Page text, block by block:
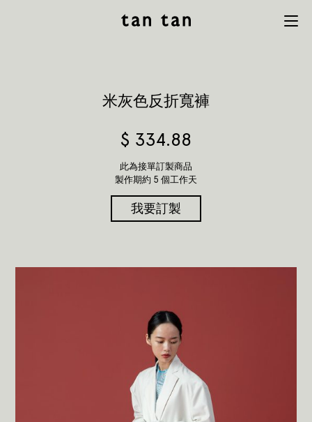
米灰色反折寬褲
$ 334.88
此為接單訂製商品
製作期約 5 個工作天
我要訂製